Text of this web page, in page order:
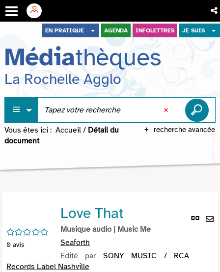
menu
contenu
recherche
EN PRATIQUE AGENDA INFOLETTRES JE SUIS
Médiathèques
La Rochelle Agglo
recherche avancée
Vous êtes ici : Accueil / Détail du
document
Lien
/5
0 avis
Love That
Musique audio | Music Me
Seaforth
Edité par SONY MUSIC / RCA
Records Label Nashville